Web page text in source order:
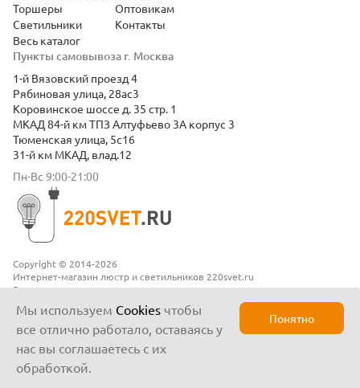
Copyright © 2014-2026
Интернет-магазин люстр и светильников 220svet.ru
Все права защищены
Пункты самовывоза г. Москва
1-й Вязовский проезд 4
Рябиновая улица, 28ас3
Коровинское шоссе д. 35 стр. 1
МКАД 84-й км ТПЗ Алтуфьево 3А корпус 3
Тюменская улица, 5с16
31-й км МКАД, влад.12
Пн-Вс 9:00-21:00
Торшеры
Светильники
Весь каталог
Оптовикам
Контакты
Мы используем Cookies чтобы
все отлично работало, оставаясь у
нас вы соглашаетесь с их
обработкой.
Понятно